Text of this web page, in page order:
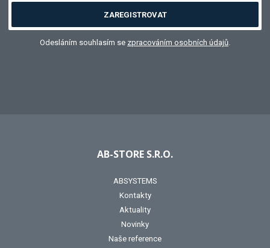
ZAREGISTROVAT
Odesláním souhlasím se zpracováním osobních údajů.
AB-STORE S.R.O.
ABSYSTEMS
Kontakty
Aktuality
Novinky
Naše reference